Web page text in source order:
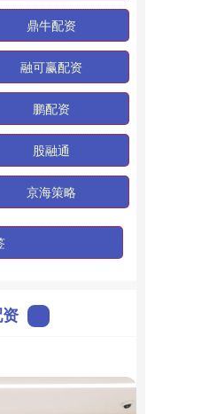
鼎牛配资
融可赢配资
鹏配资
股融通
京海策略